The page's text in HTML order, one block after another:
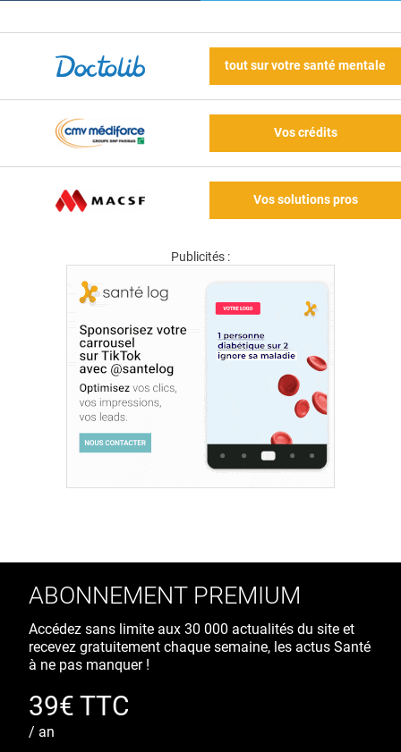
tout sur votre santé mentale
Vos crédits
Vos solutions pros
Publicités :
ABONNEMENT PREMIUM
Accédez sans limite aux 30 000 actualités du site et
recevez gratuitement chaque semaine, les actus Santé
à ne pas manquer !
39€ TTC
/ an